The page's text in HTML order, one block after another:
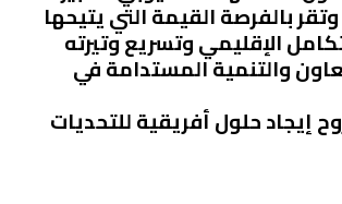
بالفرصة القيمة التي يتيحها
الإقليمي وتسريع وتيرته
والتنمية المستدامة في
إيجاد حلول أفريقية للتحديات